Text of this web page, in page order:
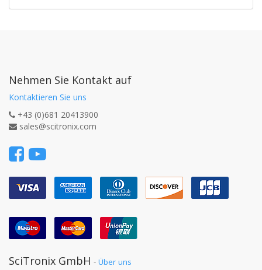
Nehmen Sie Kontakt auf
Kontaktieren Sie uns
+43 (0)681 20413900
sales@scitronix.com
SciTronix GmbH - Über uns